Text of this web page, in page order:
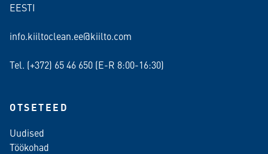
EESTI
info.kiiltoclean.ee@kiilto.com
Tel. (+372) 65 46 650 (E-R 8:00-16:30)
OTSETEED
Uudised
Töökohad